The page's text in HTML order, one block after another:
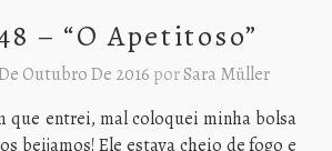
– “O Apetitoso”
Outubro De 2016 porSara Müller
que entrei, mal coloquei minha bolsa
beijamos! Ele estava cheio de fogo e